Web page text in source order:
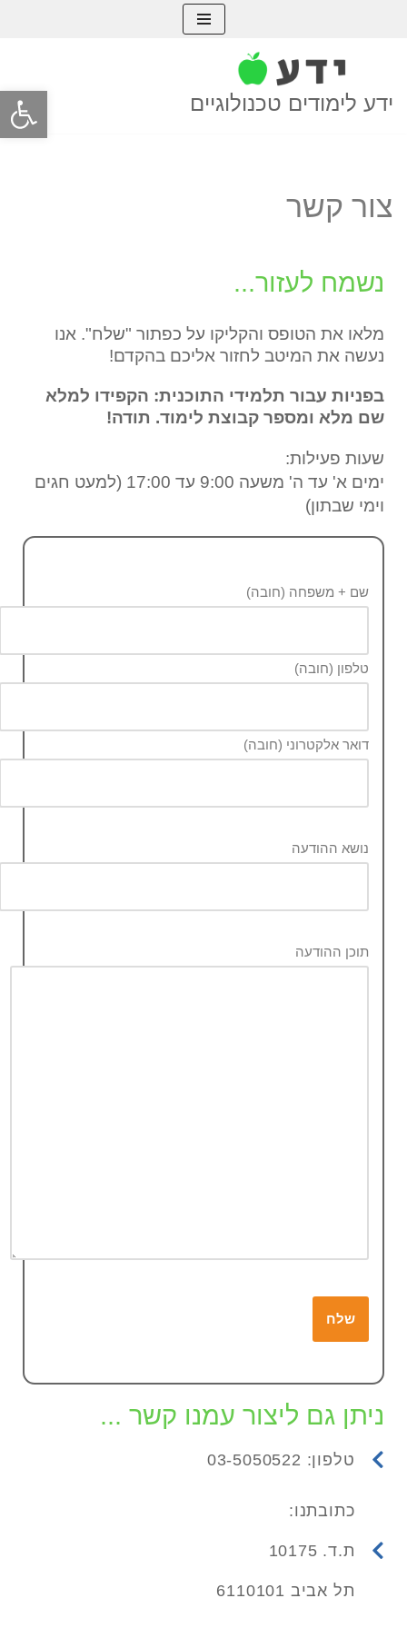
פתח ידע לימודים טכנולוגיים
צור קשר
נשמח לעזור...
מלאו את הטופס והקליקו על כפתור "שלח". אנו
נעשה את המיטב לחזור אליכם בהקדם!
בפניות עבור תלמידי התוכנית: הקפידו למלא
שם מלא ומספר קבוצת לימוד. תודה!
שעות פעילות:
ימים א' עד ה' משעה 9:00 עד 17:00 (למעט חגים
וימי שבתון)
שם + משפחה (חובה)
טלפון (חובה)
דואר אלקטרוני (חובה)
נושא ההודעה
תוכן ההודעה
ניתן גם ליצור עמנו קשר ...
טלפון: 03-5050522
כתובתנו:
ת.ד. 10175
תל אביב 6110101